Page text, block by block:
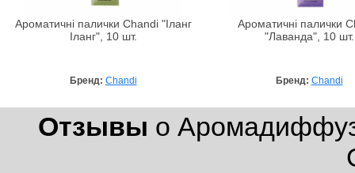
Ароматичні палички Chandi "Іланг
Іланг", 10 шт.
Бренд: Chandi
Ароматичні палички
"Лаванда", 10 шт.
Бренд: Chandi
Отзывы о